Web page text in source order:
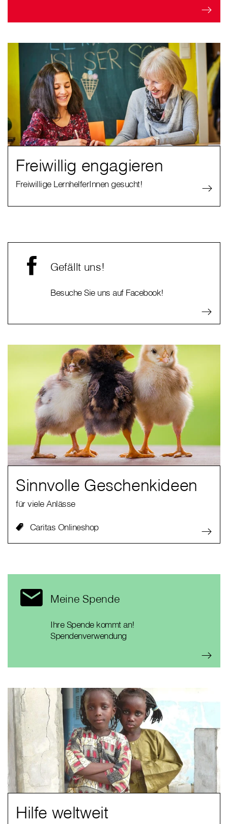
Freiwillig engagieren
Freiwillige LernhelferInnen gesucht!
Gefällt uns!
Besuche Sie uns auf Facebook!
Sinnvolle Geschenkideen
für viele Anlässe
Caritas Onlineshop
Meine Spende
Ihre Spende kommt an!
Spendenverwendung
Hilfe weltweit